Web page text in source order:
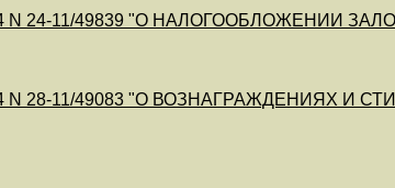
N 24-11/49839 "О НАЛОГООБЛОЖЕНИИ
N 28-11/49083 "О ВОЗНАГРАЖДЕНИЯХ И